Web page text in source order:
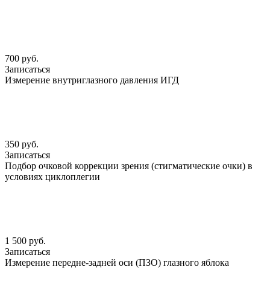
700 руб.
Записаться
Измерение внутриглазного давления ИГД
350 руб.
Записаться
Подбор очковой коррекции зрения (стигматические очки) в
условиях циклоплегии
1 500 руб.
Записаться
Измерение передне-задней оси (ПЗО) глазного яблока